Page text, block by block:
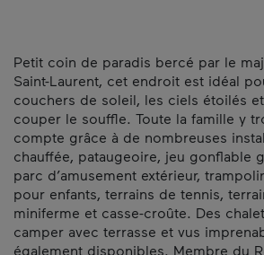
Petit coin de paradis bercé par le
Saint-Laurent, cet endroit est idéal
couchers de soleil, les ciels étoilés
couper le souffle. Toute la famille y
compte grâce à de nombreuses
chauffée, pataugeoire, jeu gonflable
parc d’amusement extérieur,
pour enfants, terrains de tennis,
miniferme et casse-croûte. Des
camper avec terrasse et vus
également disponibles. Membre du